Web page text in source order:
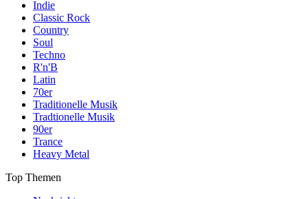
Indie
Classic Rock
Country
Soul
Techno
R'n'B
Latin
70er
Traditionelle Musik
Tradtionelle Musik
90er
Trance
Heavy Metal
Top Themen